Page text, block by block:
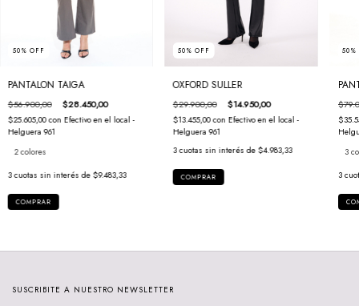
50% OFF
PANTALON TAIGA
$56.900,00 $28.450,00
$25.605,00con Efectivo en el local -
Helguera 961
2 colores
3 cuotas sin interés de $9.483,33
COMPRAR
50% OFF
OXFORD SULLER
$29.900,00 $14.950,00
$13.455,00con Efectivo en el local -
Helguera 961
3 cuotas sin interés de $4.983,33
COMPRAR
50%
3
3
SUSCRIBITE A NUESTRO NEWSLETTER